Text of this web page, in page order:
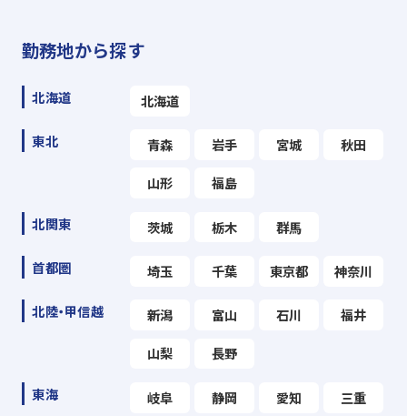
勤務地から探す
北海道 北海道
東北 青森 岩手 宮城 秋田
山形 福島
北関東 茨城 栃木 群馬
首都圏 埼玉 千葉 東京都 神奈川
北陸・甲信越 新潟 富山 石川 福井
山梨 長野
東海 岐阜 静岡 愛知 三重